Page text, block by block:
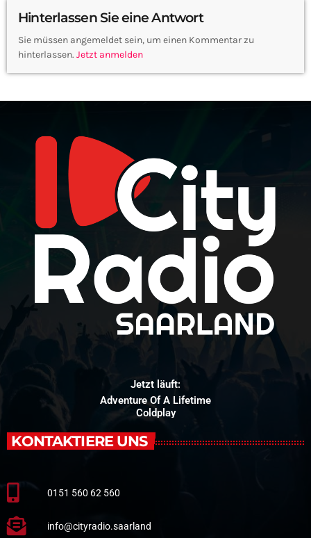
Hinterlassen Sie eine Antwort
Sie müssen angemeldet sein, um einen Kommentar zu
hinterlassen. Jetzt anmelden
Jetzt läuft:
Adventure Of A Lifetime
Coldplay
KONTAKTIERE UNS
0151 560 62 560
info@cityradio.saarland